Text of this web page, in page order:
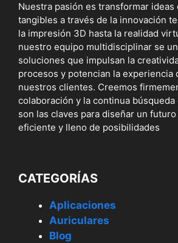
Nuestra pasión es transformar ideas
tangibles a través de la innovación
la impresión 3D hasta la realidad
nuestro equipo multidisciplinar se
soluciones que impulsan la
procesos y potencian la experiencia
nuestros clientes. Creemos
colaboración y la continua
son las claves para diseñar un
eficiente y lleno de posibilidades
CATEGORÍAS
Aplicaciones
Auriculares
Blog